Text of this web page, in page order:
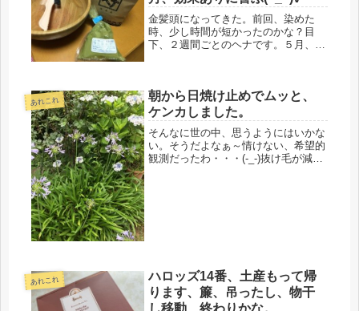
チ...
金髪頭になってきた。前回、染めた
時、少し時間が短かったのかな？目
下、２週間ごとのヘナです。５月、ゴ
1回は使えそうなので、５か月、もっ
たとい...
あれこれ
朝から日焼け止めでムッと、
ケンカしました。
そんなに世の中、思うようにはいかな
い。そうだよなぁ～情けない、希望的
観測だったわ・・・(-_-)抜け毛が減っ
あれこれ
ハロッズ14番、土産もって帰
ります、簾、吊ったし、物干
し移動、終わりかな。